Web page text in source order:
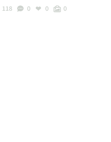
118 0 0 0